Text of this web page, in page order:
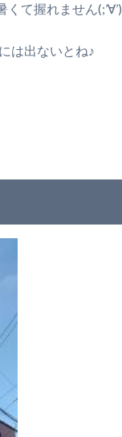
て握れません(;’∀’)
は出ないとね♪